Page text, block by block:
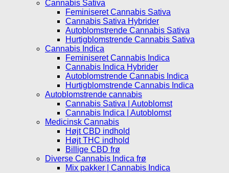
Cannabis Sativa
Feminiseret Cannabis Sativa
Cannabis Sativa Hybrider
Autoblomstrende Cannabis Sativa
Hurtigblomstrende Cannabis Sativa
Cannabis Indica
Feminiseret Cannabis Indica
Cannabis Indica Hybrider
Autoblomstrende Cannabis Indica
Hurtigblomstrende Cannabis Indica
Autoblomstrende cannabis
Cannabis Sativa | Autoblomst
Cannabis Indica | Autoblomst
Medicinsk Cannabis
Højt CBD indhold
Højt THC indhold
Billige CBD frø
Diverse Cannabis Indica frø
Mix pakker | Cannabis Indica